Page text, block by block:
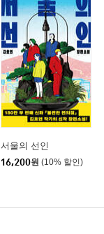
서울의 선인
16,200원 (10% 할인)